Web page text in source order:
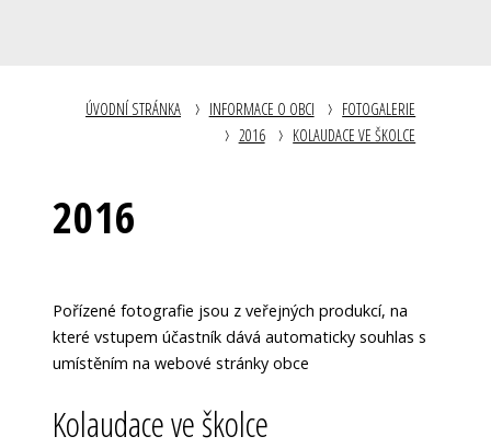
ÚVODNÍ STRÁNKA INFORMACE O OBCI
FOTOGALERIE
2016
KOLAUDACE VE ŠKOLCE
2016
Pořízené fotografie jsou z veřejných produkcí, na
které vstupem účastník dává automaticky souhlas s
umístěním na webové stránky obce
Kolaudace ve školce